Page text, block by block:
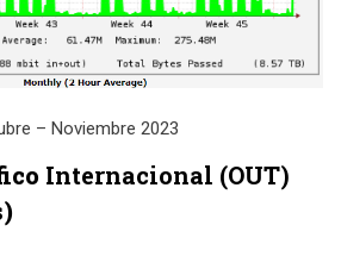
– Noviembre 2023
Internacional (OUT)